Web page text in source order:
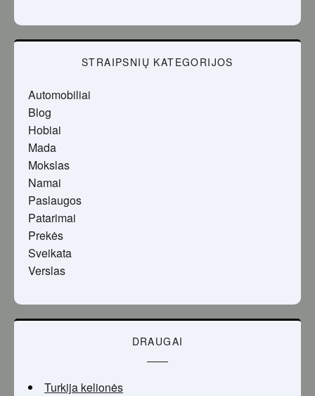
STRAIPSNIŲ KATEGORIJOS
Automobiliai
Blog
Hobiai
Mada
Mokslas
Namai
Paslaugos
Patarimai
Prekės
Sveikata
Verslas
DRAUGAI
Turkija kelionės